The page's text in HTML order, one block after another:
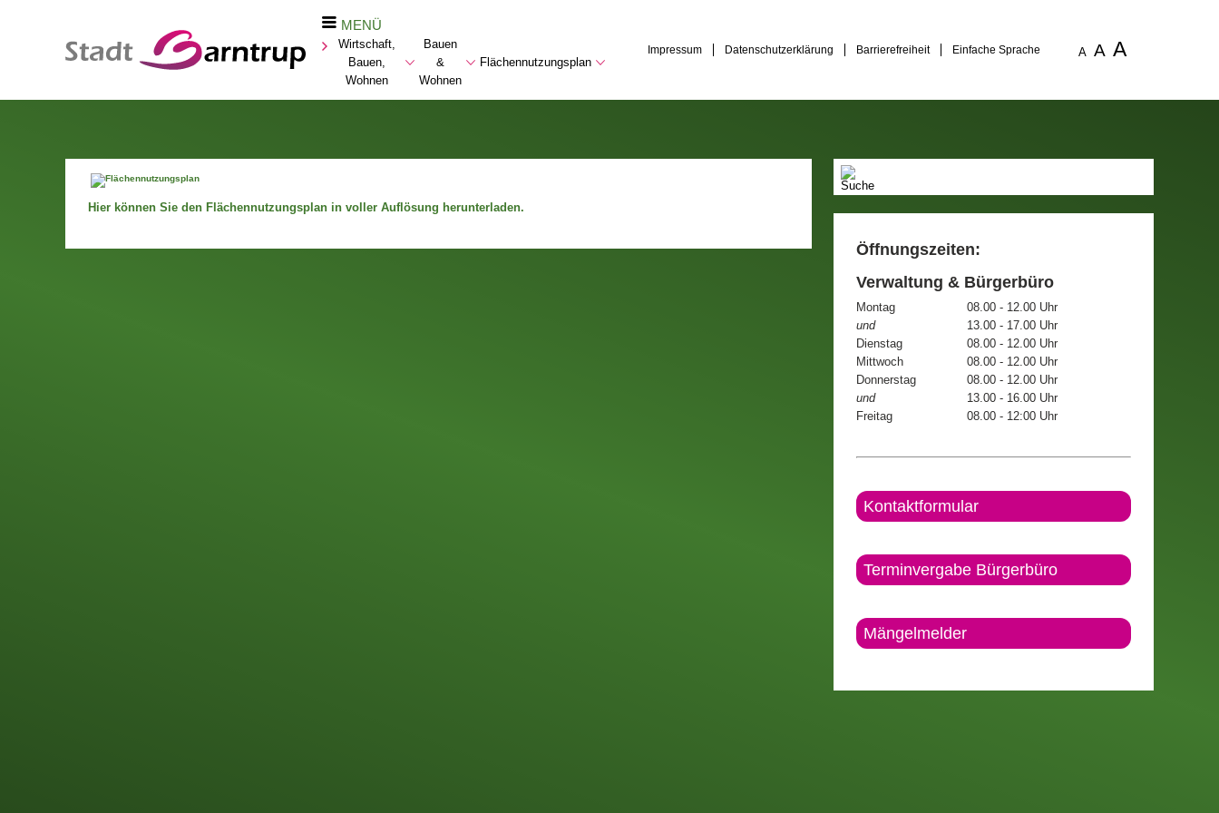
MENÜ
Wirtschaft,
Bauen,
Wohnen
Bauen
&
Wohnen
Flächennutzungsplan
Impressum Datenschutzerklärung Barrierefreiheit Einfache Sprache A A A
Hier können Sie den Flächennutzungsplan in voller Auflösung herunterladen.
Öffnungszeiten:
Verwaltung & Bürgerbüro
Montag
08.00 - 12.00 Uhr
und
13.00 - 17.00 Uhr
Dienstag
08.00 - 12.00 Uhr
Mittwoch
08.00 - 12.00 Uhr
Donnerstag
08.00 - 12.00 Uhr
und
13.00 - 16.00 Uhr
Freitag
08.00 - 12:00 Uhr
Kontaktformular
Terminvergabe Bürgerbüro
Mängelmelder